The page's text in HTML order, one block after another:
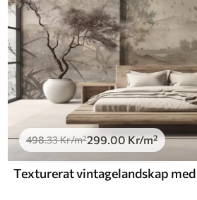
498.33Kr/m²299.00Kr/m²